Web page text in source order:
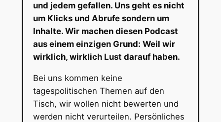
und jedem gefallen. Uns geht es nicht
um Klicks und Abrufe sondern um
Inhalte. Wir machen diesen Podcast
aus einem einzigen Grund: Weil wir
wirklich, wirklich Lust darauf haben.
Bei uns kommen keine
tagespolitischen Themen auf den
Tisch, wir wollen nicht bewerten und
werden nicht verurteilen. Persönliches